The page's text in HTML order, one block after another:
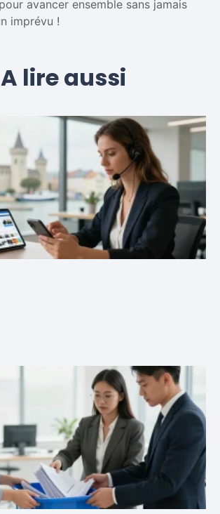
avancer ensemble sans jamais
imprévu !
A lire aussi